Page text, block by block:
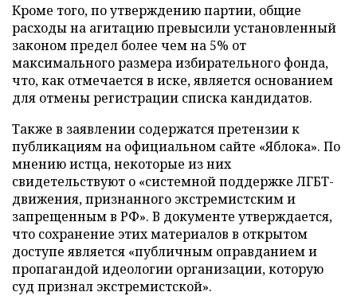
Кроме того, по утверждению партии, общие
расходы на агитацию превысили установленный
законом предел более чем на 5% от
максимального размера избирательного фонда,
что, как отмечается в иске, является основанием
для отмены регистрации списка кандидатов.
Также в заявлении содержатся претензии к
публикациям на официальном сайте «Яблока». По
мнению истца, некоторые из них
свидетельствуют о «системной поддержке ЛГБТ-
движения, признанного экстремистским и
запрещенным в РФ». В документе утверждается,
что сохранение этих материалов в открытом
доступе является «публичным оправданием и
пропагандой идеологии организации, которую
суд признал экстремистской».